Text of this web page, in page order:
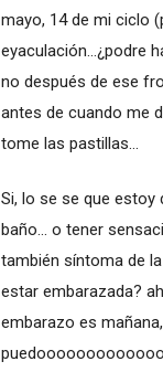
mayo, 14 de mi ciclo
eyaculación...¿podre
no después de ese
antes de cuando me
tome las pastillas...
Si, lo se se que estoy
baño... o tener
también síntoma de
estar embarazada?
embarazo es